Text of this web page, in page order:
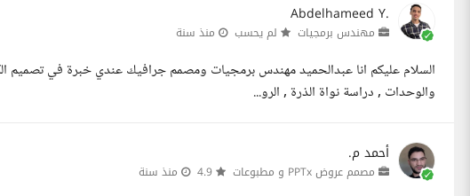
Abdelhameed Y.
مهندس برمجيات لم يحسب منذ سنة
السلام عليكم انا عبدالحميد مهندس برمجيات ومصمم جرافيك عندي خبرة في تصميم
والوحدات , دراسة نواة الذرة , الرو...
أحمد م.
مصمم عروض PPTx و مطبوعات منذ سنة